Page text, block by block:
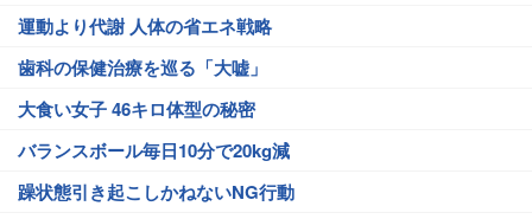
運動より代謝 人体の省エネ戦略
歯科の保健治療を巡る「大嘘」
大食い女子 46キロ体型の秘密
バランスボール毎日10分で20kg減
躁状態引き起こしかねないNG行動